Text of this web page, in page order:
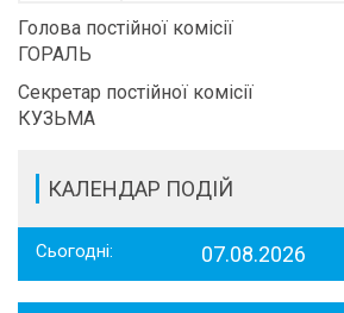
Голова постійної
ГОРАЛЬ
Секретар постійної
КУЗЬМА
КАЛЕНДАР ПОДІЙ
Сьогодні: 07.08.2026